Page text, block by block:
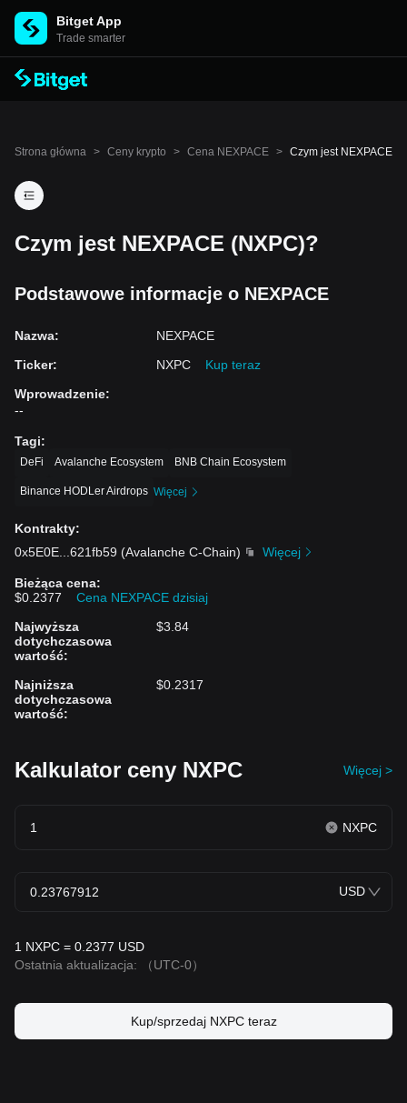
Bitget App
Trade smarter
Strona główna > Ceny krypto > Cena NEXPACE > Czym jest NEXPACE
Czym jest NEXPACE (NXPC)?
Podstawowe informacje o NEXPACE
Nazwa:
NEXPACE
Ticker: NXPC
Kup teraz
Wprowadzenie:
--
Tagi:
DeFi Avalanche Ecosystem BNB Chain Ecosystem
Binance HODLer Airdrops Więcej
Kontrakty:
0x5E0E
621fb59 (Avalanche C-Chain) Więcej
Bieżąca cena:
$0.2377
Cena NEXPACE dzisiaj
Najwyższa
dotychczasowa
wartość:
$3.84
Najniższa
dotychczasowa
wartość:
$0.2317
Kalkulator ceny NXPC Więcej >
NXPC
USD
1 NXPC = 0.2377 USD
Ostatnia aktualizacja:
（UTC-0）
Kup/sprzedaj NXPC teraz